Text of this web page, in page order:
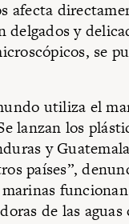
afecta
delgados y
se
utiliza el
lanzan los
y
países”,
de las aguas